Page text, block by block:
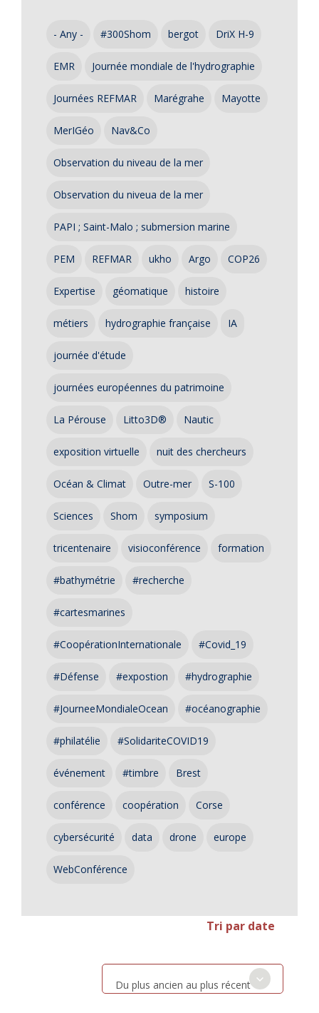
- Any - #300Shom bergot DriX H-9
EMR Journée mondiale de l'hydrographie
Journées REFMAR Marégrahe Mayotte
MerIGéo Nav&Co
Observation du niveau de la mer
Observation du niveua de la mer
PAPI ; Saint-Malo ; submersion marine
PEM REFMAR ukho Argo COP26
Expertise géomatique histoire
métiers hydrographie française IA
journée d'étude
journées européennes du patrimoine
La Pérouse Litto3D® Nautic
exposition virtuelle nuit des chercheurs
Océan & Climat Outre-mer S-100
Sciences Shom symposium
tricentenaire visioconférence formation
#bathymétrie #recherche
#cartesmarines
#CoopérationInternationale #Covid_19
#Défense #expostion #hydrographie
#JourneeMondialeOcean #océanographie
#philatélie #SolidariteCOVID19
événement #timbre Brest
conférence coopération Corse
cybersécurité data drone europe
WebConférence
Tri par date
Du plus ancien au plus récent